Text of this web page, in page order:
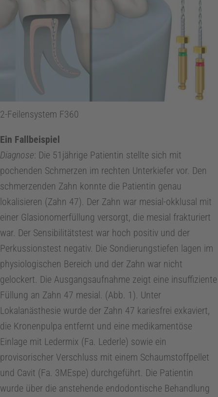
e
u
d
i
u
m
I
n
f
o
2-Feilensystem F360
Ein Fallbeispiel
Diagnose: Die 51jährige Patientin stellte sich mit
pochenden Schmerzen im rechten Unterkiefer vor. Den
schmerzenden Zahn konnte die Patientin genau
lokalisieren (Zahn 47). Der Zahn war mesial-okklusal mit
einer Glasionomerfüllung versorgt, die mesial frakturiert
war. Der Sensibilitätstest war hoch positiv und der
Perkussionstest negativ. Die Sondierungstiefen lagen im
physiologischen Bereich und der Zahn war nicht
gelockert. Die Ausgangsaufnahme zeigt eine insuffiziente
Füllung an Zahn 47 mesial. (Abb. 1). Unter
Lokalanästhesie wurde der Zahn 47 kariesfrei exkaviert,
die Kronenpulpa entfernt und eine medikamentöse
Einlage mit Ledermix (Fa. Lederle) sowie ein
provisorischer Verschluss mit einem Schaumstoffpellet
und Cavit (Fa. 3MEspe) durchgeführt. Die Patientin
wurde über die anstehende endodontische Behandlung